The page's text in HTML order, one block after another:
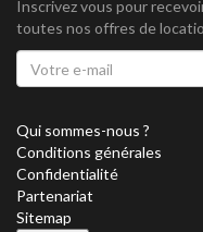
Inscrivez vous pour
toutes nos offres de
Qui sommes-nous ?
Conditions générales
Confidentialité
Partenariat
Sitemap